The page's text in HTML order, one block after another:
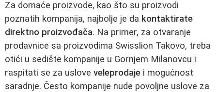
Za domaće proizvode, kao što su proizvodi
poznatih kompanija, najbolje je da kontaktirate
direktno proizvođača. Na primer, za otvaranje
prodavnice sa proizvodima Swisslion Takovo, treba
otići u sedište kompanije u Gornjem Milanovcu i
raspitati se za uslove veleprodaje i mogućnost
saradnje. Često kompanije nude povoljne uslove za